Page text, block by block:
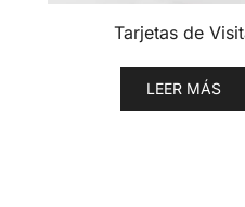
Tarjetas de
LEER MÁS